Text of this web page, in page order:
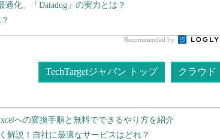
化、「Datadog」の実力とは？
Recommended by
TechTargetジャパン トップ クラウド
への変換手順と無料でできるやり方を紹介
解説！自社に最適なサービスはどれ？